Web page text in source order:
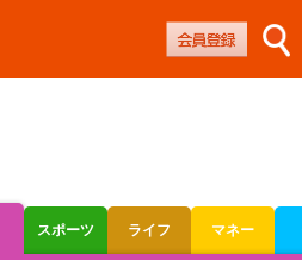
スポーツ ライフ マネー